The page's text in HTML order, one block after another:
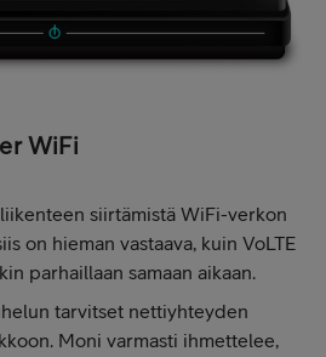
WiFi
siirtämistä WiFi-verkon
on hieman vastaava, kuin VoLTE
parhaillaan samaan aikaan.
tarvitset nettiyhteyden
Moni varmasti ihmettelee,